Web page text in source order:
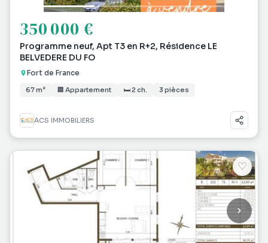
350 000 €
Programme neuf, Apt T3 en R+2, Résidence LE
BELVEDERE DU FO
Fort de France
67 m² 🏢 Appartement 🛏 2 ch. 3 pièces
ACS IMMOBILIERS
♡